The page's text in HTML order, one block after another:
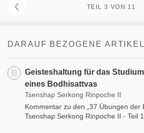
TEIL 3 VON 11
DARAUF BEZOGENE ARTIKEL
Geisteshaltung für das
eines Bodhisattvas
Tsenshap Serkong Rinpoche II
Kommentar zu den „37 Übungen der
Tsenshap Serkong Rinpoche II - Teil